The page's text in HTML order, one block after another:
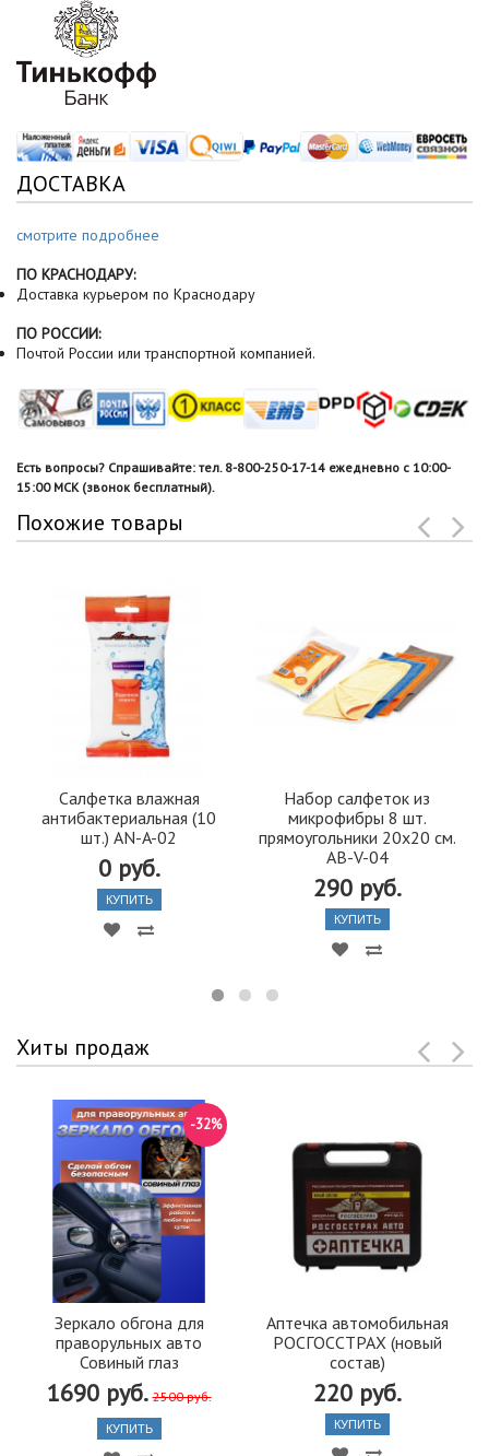
ДОСТАВКА
смотрите подробнее
ПО КРАСНОДАРУ:
Доставка курьером по Краснодару
ПО РОССИИ:
Почтой России или транспортной компанией.
Есть вопросы? Спрашивайте: тел. 8-800-250-17-14 ежедневно с 10:00-
15:00 МСК (звонок бесплатный).
Похожие товары
Салфетка влажная
антибактериальная (10
шт.) AN-A-02
0 руб.
КУПИТЬ
Набор салфеток из
микрофибры 8 шт.
прямоугольники 20х20 см.
AB-V-04
290 руб.
КУПИТЬ
Хиты продаж
Зеркало обгона для
праворульных авто
Совиный глаз
1690 руб. 2500 руб.
-32%
КУПИТЬ
Аптечка автомобильная
РОСГОССТРАХ (новый
состав)
220 руб.
КУПИТЬ